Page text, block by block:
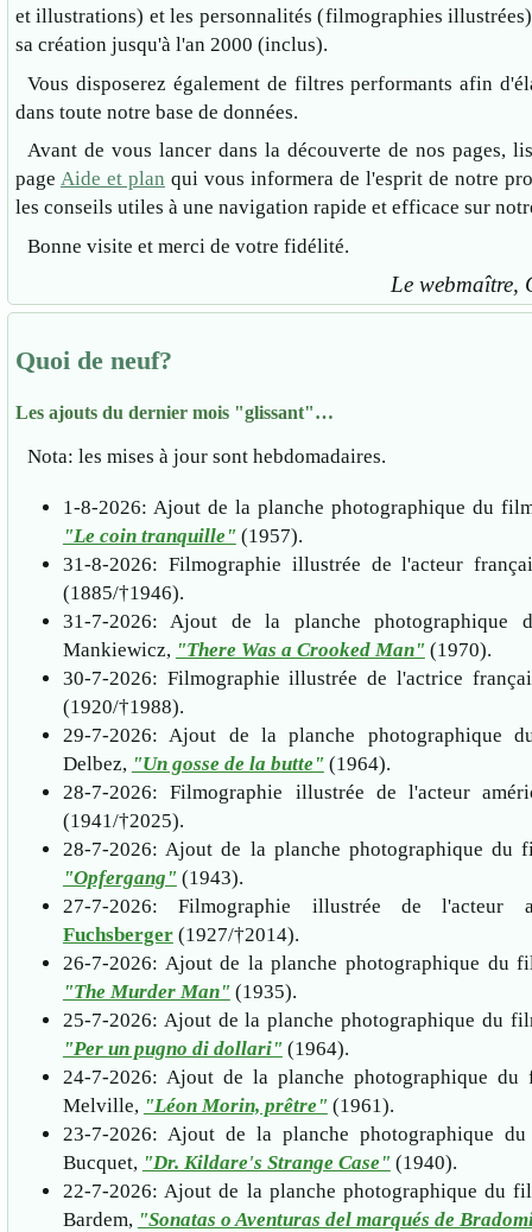
et illustrations) et les personnalités (filmographies
sa création jusqu'à l'an 2000 (inclus).
Vous disposerez également de filtres performants afin
dans toute notre base de données.
Avant de vous lancer dans la découverte de nos pages,
page Aide et plan qui vous informera de l'esprit de notre
les conseils utiles à une navigation rapide et efficace sur
Bonne visite et merci de votre fidélité.
Le webmaître,
Quoi de neuf?
Les ajouts du dernier mois "glissant"…
Nota: les mises à jour sont hebdomadaires.
1-8-2026: Ajout de la planche photographique du
"Le coin tranquille"(1957).
31-8-2026: Filmographie illustrée de l'acteur
(1885/†1946).
31-7-2026: Ajout de la planche photographique
Mankiewicz, "There Was a Crooked Man"(1970).
30-7-2026: Filmographie illustrée de l'actrice
(1920/†1988).
29-7-2026: Ajout de la planche photographique
Delbez, "Un gosse de la butte"(1964).
28-7-2026: Filmographie illustrée de l'acteur
(1941/†2025).
28-7-2026: Ajout de la planche photographique du
"Opfergang"(1943).
27-7-2026: Filmographie illustrée de l'acteur
Fuchsberger(1927/†2014).
26-7-2026: Ajout de la planche photographique du
"The Murder Man"(1935).
25-7-2026: Ajout de la planche photographique du
"Per un pugno di dollari"(1964).
24-7-2026: Ajout de la planche photographique du
Melville, "Léon Morin, prêtre"(1961).
23-7-2026: Ajout de la planche photographique
Bucquet, "Dr. Kildare's Strange Case"(1940).
22-7-2026: Ajout de la planche photographique du
Bardem, "Sonatas o Aventuras del marqués de